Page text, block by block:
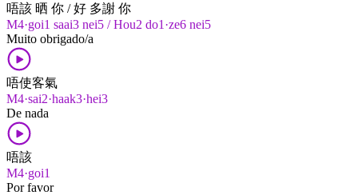
唔該 晒 你 / 好 多謝 你
M4·goi1 saai3 nei5 / Hou2 do1·ze6 nei5
Muito obrigado/a
唔使客氣
M4·sai2·haak3·hei3
De nada
唔該
M4·goi1
Por favor